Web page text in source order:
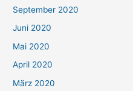
September 2020
Juni 2020
Mai 2020
April 2020
März 2020